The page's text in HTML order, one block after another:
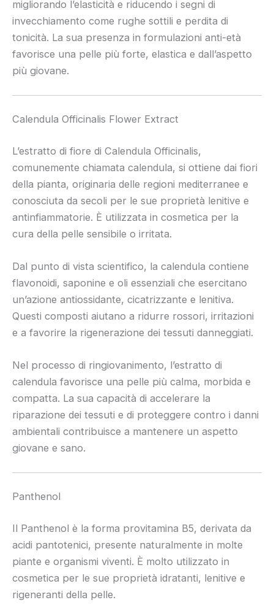
migliorando l’elasticità e riducendo i segni di
invecchiamento come rughe sottili e perdita di
tonicità. La sua presenza in formulazioni anti-età
favorisce una pelle più forte, elastica e dall’aspetto
più giovane.
Calendula Officinalis Flower Extract
L’estratto di fiore di Calendula Officinalis,
comunemente chiamata calendula, si ottiene dai fiori
della pianta, originaria delle regioni mediterranee e
conosciuta da secoli per le sue proprietà lenitive e
antinfiammatorie. È utilizzata in cosmetica per la
cura della pelle sensibile o irritata.
Dal punto di vista scientifico, la calendula contiene
flavonoidi, saponine e oli essenziali che esercitano
un’azione antiossidante, cicatrizzante e lenitiva.
Questi composti aiutano a ridurre rossori, irritazioni
e a favorire la rigenerazione dei tessuti danneggiati.
Nel processo di ringiovanimento, l’estratto di
calendula favorisce una pelle più calma, morbida e
compatta. La sua capacità di accelerare la
riparazione dei tessuti e di proteggere contro i danni
ambientali contribuisce a mantenere un aspetto
giovane e sano.
Panthenol
Il Panthenol è la forma provitamina B5, derivata da
acidi pantotenici, presente naturalmente in molte
piante e organismi viventi. È molto utilizzato in
cosmetica per le sue proprietà idratanti, lenitive e
rigeneranti della pelle.